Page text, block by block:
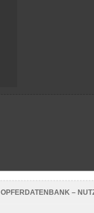
OPFERDATENBANK –